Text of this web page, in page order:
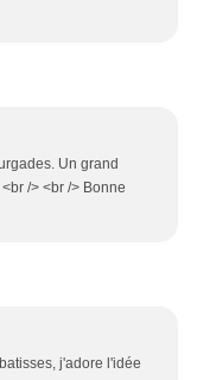
Un grand
/> <br /> Bonne
j'adore l'idée